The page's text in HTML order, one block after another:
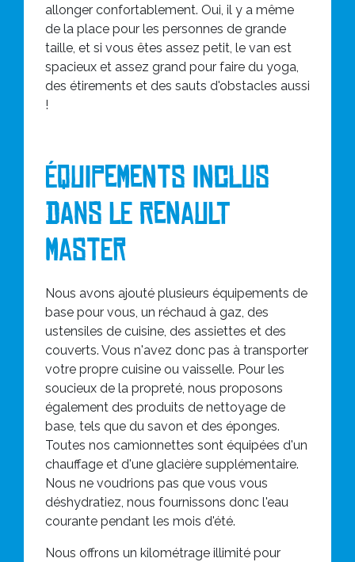
allonger confortablement. Oui, il y a même
de la place pour les personnes de grande
taille, et si vous êtes assez petit, le van est
spacieux et assez grand pour faire du yoga,
des étirements et des sauts d'obstacles aussi
!
Équipements inclus
dans le Renault
Master
Nous avons ajouté plusieurs équipements de
base pour vous, un réchaud à gaz, des
ustensiles de cuisine, des assiettes et des
couverts. Vous n'avez donc pas à transporter
votre propre cuisine ou vaisselle. Pour les
soucieux de la propreté, nous proposons
également des produits de nettoyage de
base, tels que du savon et des éponges.
Toutes nos camionnettes sont équipées d'un
chauffage et d'une glacière supplémentaire.
Nous ne voudrions pas que vous vous
déshydratiez, nous fournissons donc l'eau
courante pendant les mois d'été.
Nous offrons un kilométrage illimité pour